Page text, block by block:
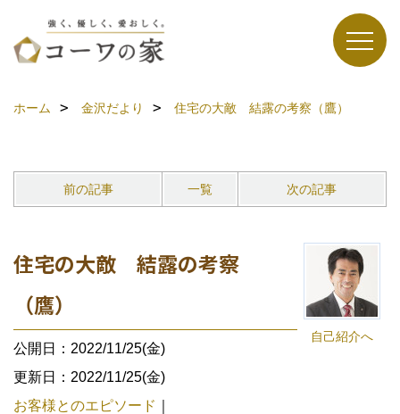
ホーム 金沢だより 住宅の大敵 結露の考察（鷹）
前の記事 一覧 次の記事
自己紹介へ
住宅の大敵 結露の考察
（鷹）
公開日：2022/11/25(金)
更新日：2022/11/25(金)
お客様とのエピソード